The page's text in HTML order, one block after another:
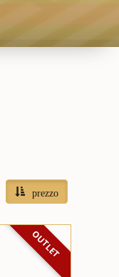
prezzo
OUTLET